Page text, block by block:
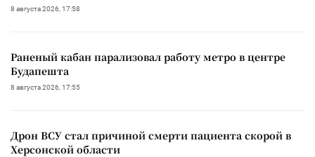
8 августа 2026, 17:58
Раненый кабан парализовал работу метро в центре
Будапешта
8 августа 2026, 17:55
Дрон ВСУ стал причиной смерти пациента скорой в
Херсонской области